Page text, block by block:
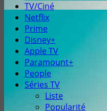
TV/Ciné
Netflix
Prime
Disney+
Apple TV
Paramount+
People
Séries TV
Liste
Popularité